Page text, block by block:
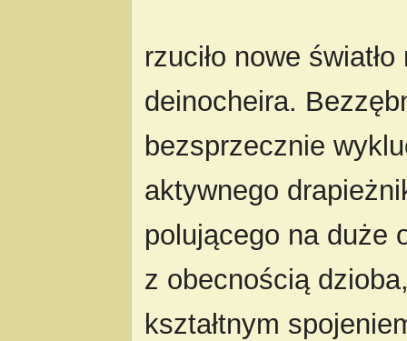
rzuciło nowe
deinocheira.
bezsprzecznie
aktywnego
polującego na duże
z obecnością
kształtnym